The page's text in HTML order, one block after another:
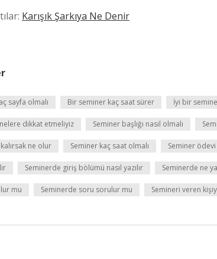
Karışık Şarkıya Ne Denir
sayfa olmalı Bir seminer kaç saat sürer İyi bir
dikkat etmeliyiz Seminer başlığı nasıl olmalı
ne olur Seminer kaç saat olmalı Seminer
Seminerde giriş bölümü nasıl yazılır Seminerde ne
mu Seminerde soru sorulur mu Semineri veren